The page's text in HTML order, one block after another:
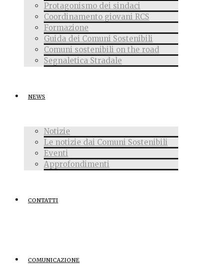
Protagonismo dei sindaci
Coordinamento giovani RCS
Formazione
Guida dei Comuni Sostenibili
Comuni sostenibili on the road
Segnaletica Stradale
NEWS
Notizie
Le notizie dai Comuni Sostenibili
Eventi
Approfondimenti
CONTATTI
COMUNICAZIONE